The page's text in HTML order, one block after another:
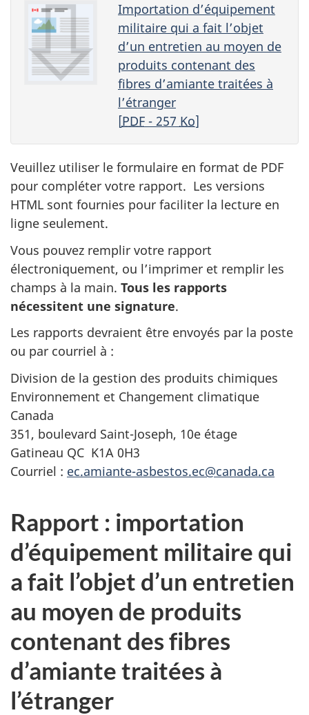
Importation d’équipement
militaire qui a fait l’objet
d’un entretien au moyen de
produits contenant des
fibres d’amiante traitées à
l’étranger
[PDF- 257 Ko]
Veuillez utiliser le formulaire en format de PDF
pour compléter votre rapport. Les versions
HTML sont fournies pour faciliter la lecture en
ligne seulement.
Vous pouvez remplir votre rapport
électroniquement, ou l’imprimer et remplir les
champs à la main. Tous les rapports
nécessitent une signature.
Les rapports devraient être envoyés par la poste
ou par courriel à :
Division de la gestion des produits chimiques
Environnement et Changement climatique
Canada
351, boulevard Saint-Joseph, 10e étage
Gatineau QC K1A 0H3
Courriel : ec.amiante-asbestos.ec@canada.ca
Rapport : importation
d’équipement militaire qui
a fait l’objet d’un entretien
au moyen de produits
contenant des fibres
d’amiante traitées à
l’étranger